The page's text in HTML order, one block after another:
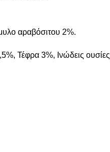
αραβόσιτου 2%.
Τέφρα 3%, Ινώδεις